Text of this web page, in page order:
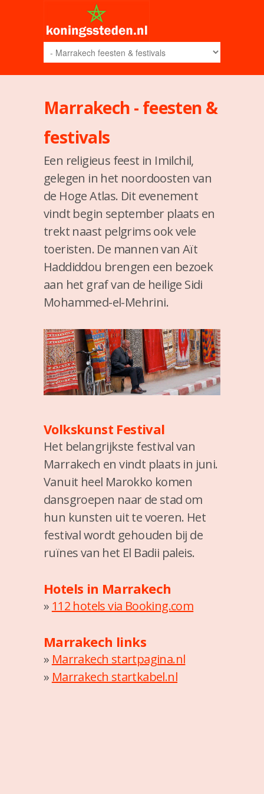
Marrakech - feesten &
festivals
Een religieus feest in Imilchil,
gelegen in het noordoosten van
de Hoge Atlas. Dit evenement
vindt begin september plaats en
trekt naast pelgrims ook vele
toeristen. De mannen van Aït
Haddiddou brengen een bezoek
aan het graf van de heilige Sidi
Mohammed-el-Mehrini.
Volkskunst Festival
Het belangrijkste festival van
Marrakech en vindt plaats in juni.
Vanuit heel Marokko komen
dansgroepen naar de stad om
hun kunsten uit te voeren. Het
festival wordt gehouden bij de
ruïnes van het El Badii paleis.
Hotels in Marrakech
» 112 hotels via Booking.com
Marrakech links
» Marrakech startpagina.nl
» Marrakech startkabel.nl